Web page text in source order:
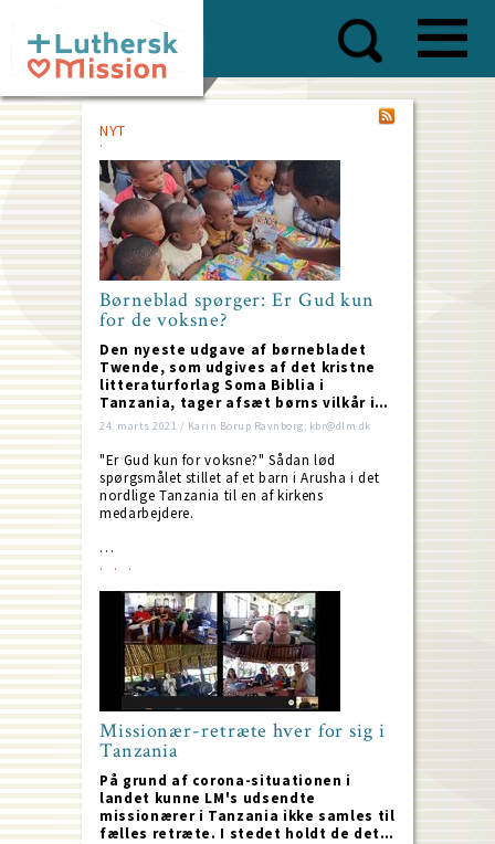
main
content
NYT
Børneblad spørger: Er Gud kun
for de voksne?
Den nyeste udgave af børnebladet
Twende, som udgives af det kristne
litteraturforlag Soma Biblia i
Tanzania, tager afsæt børns vilkår i…
24. marts 2021 / Karin Borup Ravnborg; kbr@dlm.dk
"Er Gud kun for voksne?" Sådan lød
spørgsmålet stillet af et barn i Arusha i det
nordlige Tanzania til en af kirkens
medarbejdere.
…
Missionær-retræte hver for sig i
Tanzania
På grund af corona-situationen i
landet kunne LM's udsendte
missionærer i Tanzania ikke samles til
fælles retræte. I stedet holdt de det…